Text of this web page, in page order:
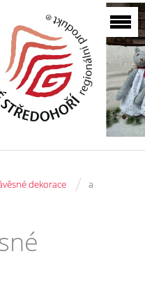
dekorace /
a